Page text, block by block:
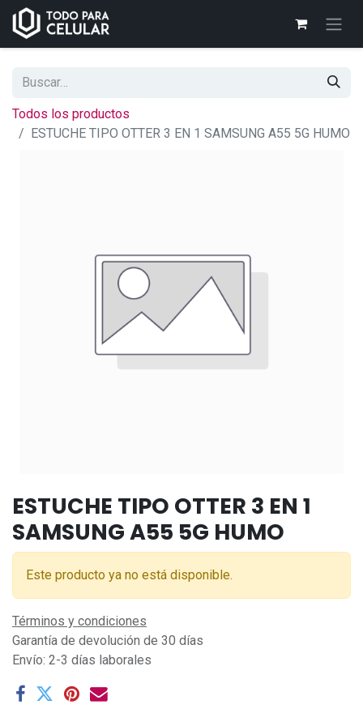
Todos los productos
ESTUCHE TIPO OTTER 3 EN 1 SAMSUNG A55 5G HUMO
ESTUCHE TIPO OTTER 3 EN 1
SAMSUNG A55 5G HUMO
Este producto ya no está disponible.
Términos y condiciones
Garantía de devolución de 30 días
Envío: 2-3 días laborales